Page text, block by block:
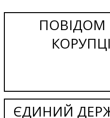
ПОВІДОМ
ЄДИНИЙ